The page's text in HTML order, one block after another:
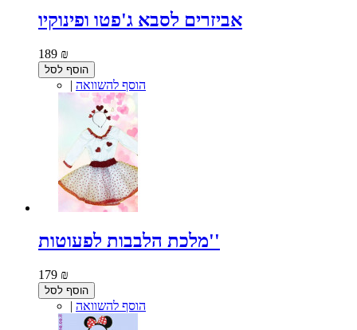
אביזרים לסבא ג'פטו ופינוקיו
189 ₪
הוסף לסל
| הוסף להשוואה
מלכת הלבבות לפעוטות''
179 ₪
הוסף לסל
| הוסף להשוואה